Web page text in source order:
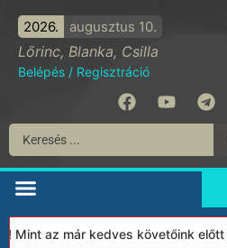
2026. augusztus 10.
Lőrinc, Blanka, Csilla
Belépés / Regisztráció
az már kedves követőink előtt